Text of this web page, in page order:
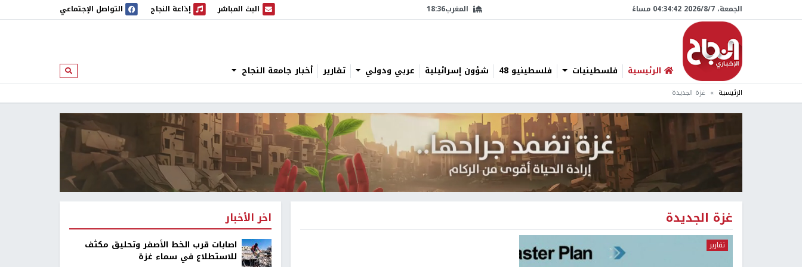
الجمعة، 7/‏8/‏2026 04:34:42 مساءً المغرب18:36 البث المباشر
البث المباشر إذاعة النجاح
إذاعة النجاح التواصل الإجتماعي
الرئيسية فلسطينيات فلسطينيو 48 شؤون إسرائيلية عربي ودولي تقارير أخبار جامعة النجاح ابحث
الرئيسية غزة الجديدة
غزة الجديدة
تقارير
اخر الأخبار
اصابات قرب الخط الأصفر وتحليق مكثف
للاستطلاع في سماء غزة